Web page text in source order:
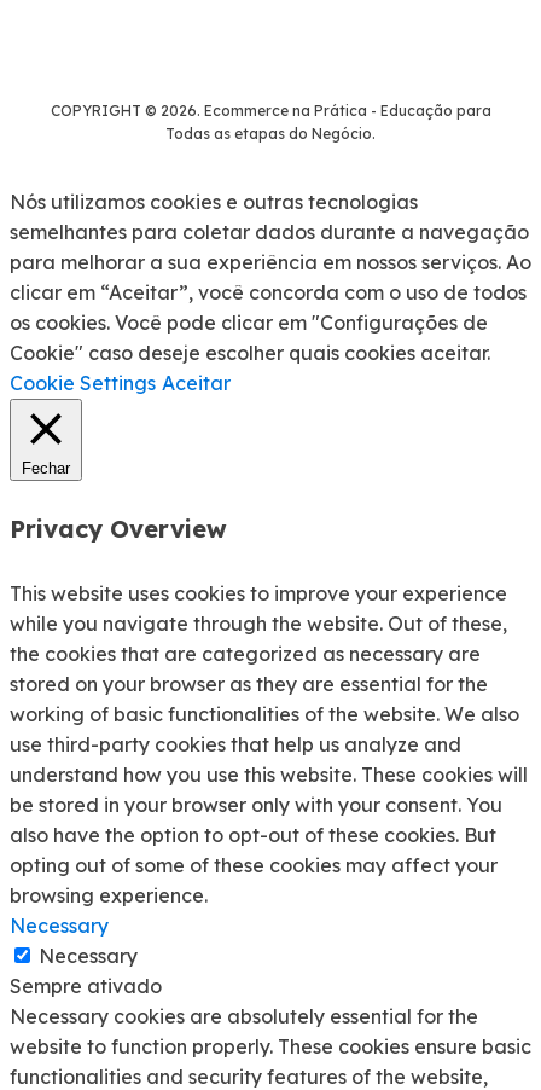
COPYRIGHT © 2026. Ecommerce na Prática - Educação para
Todas as etapas do Negócio.
Nós utilizamos cookies e outras tecnologias
semelhantes para coletar dados durante a navegação
para melhorar a sua experiência em nossos serviços. Ao
clicar em “Aceitar”, você concorda com o uso de todos
os cookies. Você pode clicar em "Configurações de
Cookie" caso deseje escolher quais cookies aceitar.
Cookie Settings Aceitar
Fechar
Privacy Overview
This website uses cookies to improve your experience
while you navigate through the website. Out of these,
the cookies that are categorized as necessary are
stored on your browser as they are essential for the
working of basic functionalities of the website. We also
use third-party cookies that help us analyze and
understand how you use this website. These cookies will
be stored in your browser only with your consent. You
also have the option to opt-out of these cookies. But
opting out of some of these cookies may affect your
browsing experience.
Necessary
Necessary
Sempre ativado
Necessary cookies are absolutely essential for the
website to function properly. These cookies ensure basic
functionalities and security features of the website,